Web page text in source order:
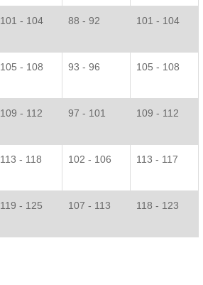
101 - 104 88 - 92 101 - 104
105 - 108 93 - 96 105 - 108
109 - 112 97 - 101 109 - 112
113 - 118 102 - 106 113 - 117
119 - 125 107 - 113 118 - 123